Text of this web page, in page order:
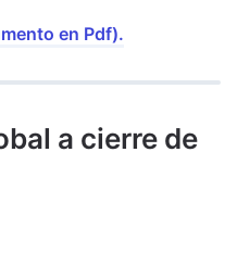
en Pdf).
a cierre de